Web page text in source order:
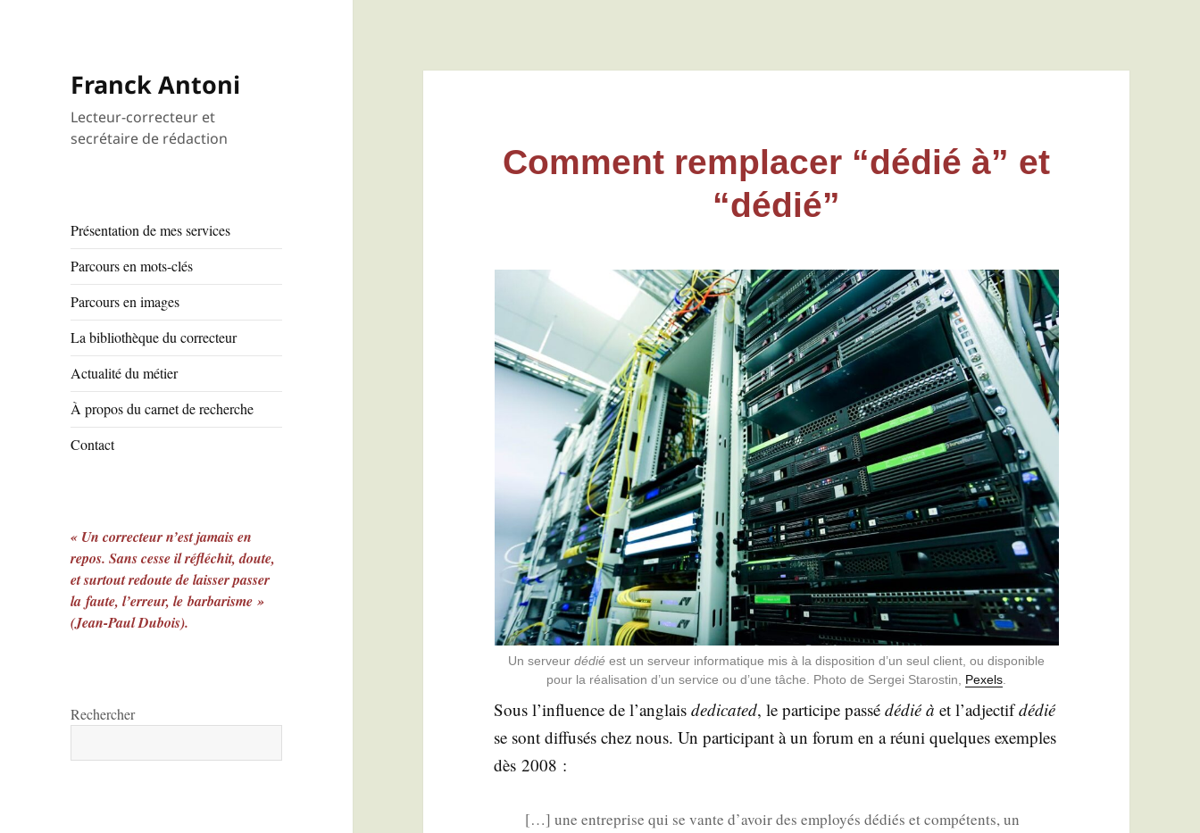
Franck Antoni
Lecteur-correcteur et
secrétaire de rédaction
Présentation de mes services
Parcours en mots-clés
Parcours en images
La bibliothèque du correcteur
Actualité du métier
À propos du carnet de recherche
Contact
« Un correcteur n’est jamais en
repos. Sans cesse il réfléchit, doute,
et surtout redoute de laisser passer
la faute, l’erreur, le barbarisme »
(Jean-Paul Dubois).
Rechercher
Comment remplacer “dédié à” et
“dédié”
Un ser­veurdédié est un ser­veur infor­ma­tique mis à la dis­po­si­tion d’un seul client, ou dis­po­nible
pour la réa­li­sa­tion d’un ser­vice ou d’une tâche. Pho­to de Ser­gei Sta­ros­tin, Pexels.
Sous l’in­fluence de l’an­glaisdedi­ca­ted, le par­ti­cipe pas­sédédié à et l’adjectifdédié
se sont dif­fu­sés chez nous. Un par­ti­ci­pant à un forum en a réuni quelques exemples
dès 2008 :
[…] une entre­prise qui se vante d’avoir des employés dédiés et com­pé­tents, un